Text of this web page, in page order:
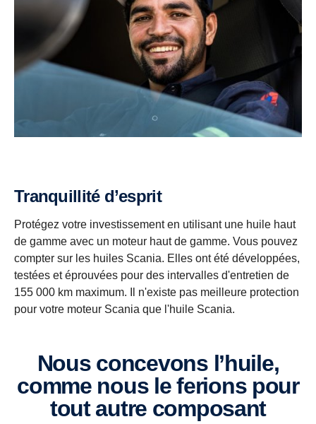
Tranquillité d’esprit
Protégez votre investissement en utilisant une huile haut
de gamme avec un moteur haut de gamme. Vous pouvez
compter sur les huiles Scania. Elles ont été développées,
testées et éprouvées pour des intervalles d'entretien de
155 000 km maximum. Il n'existe pas meilleure protection
pour votre moteur Scania que l'huile Scania.
Nous concevons l’huile,
comme nous le ferions pour
tout autre composant